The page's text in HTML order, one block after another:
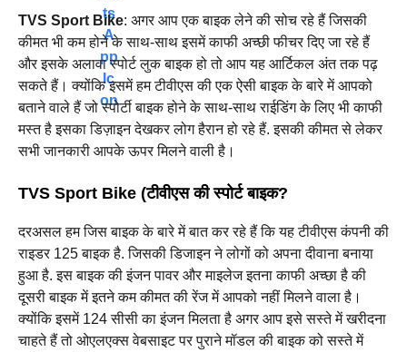
TVS Sport Bike: अगर आप एक बाइक लेने की सोच रहे हैं जिसकी
कीमत भी कम होने के साथ-साथ इसमें काफी अच्छी फीचर दिए जा रहे हैं
और इसके अलावा स्पोर्ट लुक बाइक हो तो आप यह आर्टिकल अंत तक पढ़
सकते हैं। क्योंकि इसमें हम टीवीएस की एक ऐसी बाइक के बारे में आपको
बताने वाले हैं जो स्पोर्टी बाइक होने के साथ-साथ राईडिंग के लिए भी काफी
मस्त है इसका डिज़ाइन देखकर लोग हैरान हो रहे हैं. इसकी कीमत से लेकर
सभी जानकारी आपके ऊपर मिलने वाली है।
TVS Sport Bike (टीवीएस की स्पोर्ट बाइक?
दरअसल हम जिस बाइक के बारे में बात कर रहे हैं कि यह टीवीएस कंपनी की
राइडर 125 बाइक है. जिसकी डिजाइन ने लोगों को अपना दीवाना बनाया
हुआ है. इस बाइक की इंजन पावर और माइलेज इतना काफी अच्छा है की
दूसरी बाइक में इतने कम कीमत की रेंज में आपको नहीं मिलने वाला है।
क्योंकि इसमें 124 सीसी का इंजन मिलता है अगर आप इसे सस्ते में खरीदना
चाहते हैं तो ओएलएक्स वेबसाइट पर पुराने मॉडल की बाइक को सस्ते में